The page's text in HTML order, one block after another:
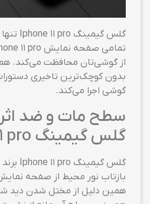
از گوشی‌تان محافظت می‌کند.
بدون کوچک‌ترین تاخیری
گوشی اجرا می‌کند.
سطح مات و ضد
گلس گیمینگ Iphone 11 pro
بازتاب نور محیط از صفحه
همین دلیل از مختل شدن دید